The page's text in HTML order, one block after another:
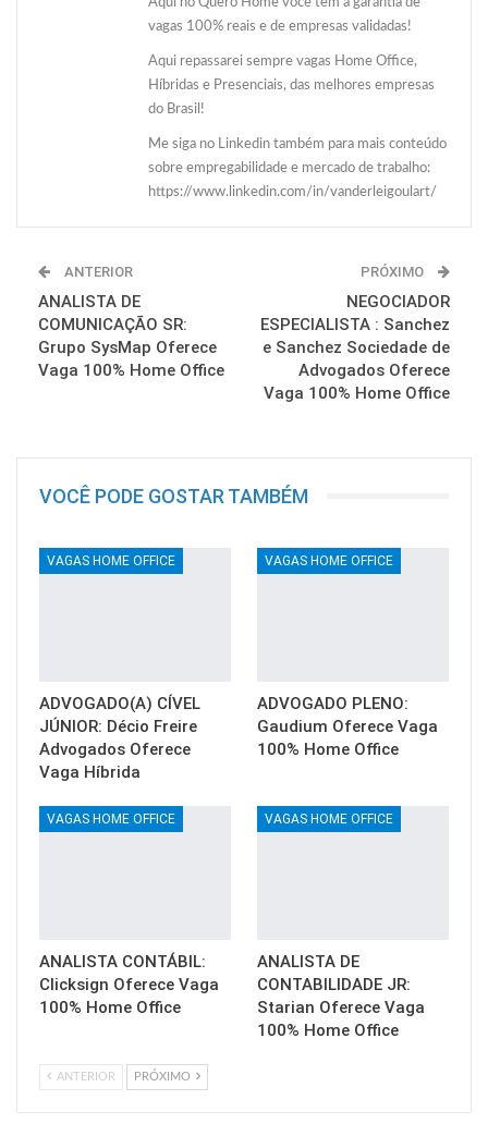
vagas 100% reais e de empresas validadas!
Aqui repassarei sempre vagas Home Office,
Híbridas e Presenciais, das melhores empresas
do Brasil!
Me siga no Linkedin também para mais conteúdo
sobre empregabilidade e mercado de trabalho:
https://www.linkedin.com/in/vanderleigoulart/
ANTERIOR
ANALISTA DE
COMUNICAÇÃO SR:
Grupo SysMap Oferece
Vaga 100% Home Office
PRÓXIMO
NEGOCIADOR
ESPECIALISTA : Sanchez
e Sanchez Sociedade de
Advogados Oferece
Vaga 100% Home Office
VOCÊ PODE GOSTAR TAMBÉM
VAGAS HOME OFFICE
ADVOGADO(A) CÍVEL
JÚNIOR: Décio Freire
Advogados Oferece
Vaga Híbrida
VAGAS HOME OFFICE
ADVOGADO PLENO:
Gaudium Oferece Vaga
100% Home Office
VAGAS HOME OFFICE
ANALISTA CONTÁBIL:
Clicksign Oferece Vaga
100% Home Office
VAGAS HOME OFFICE
ANALISTA DE
CONTABILIDADE JR:
Starian Oferece Vaga
100% Home Office
ANTERIOR PRÓXIMO